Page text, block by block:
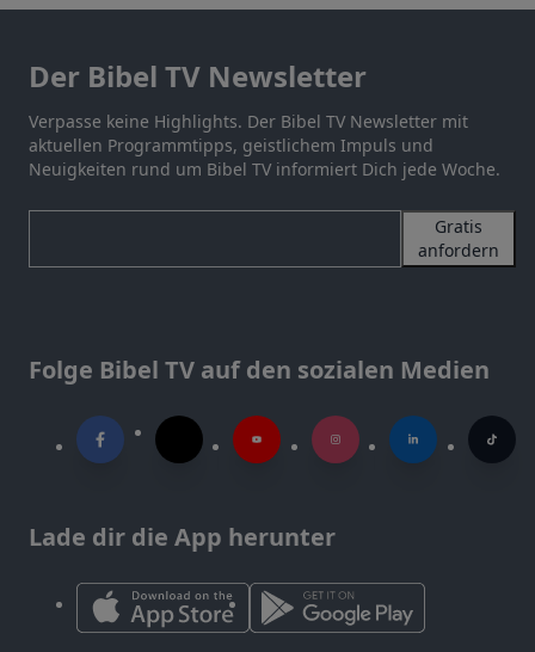
Der Bibel TV Newsletter
Verpasse keine Highlights. Der Bibel TV Newsletter mit
aktuellen Programmtipps, geistlichem Impuls und
Neuigkeiten rund um Bibel TV informiert Dich jede Woche.
Gratis
anfordern
Folge Bibel TV auf den sozialen Medien
Lade dir die App herunter